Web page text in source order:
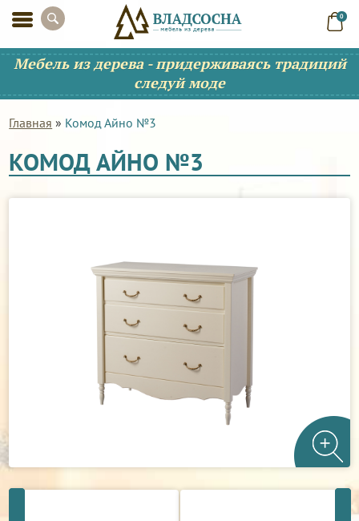
0
Мебель из дерева - придерживаясь традиций
следуй моде
Главная » Комод Айно №3
КОМОД АЙНО №3